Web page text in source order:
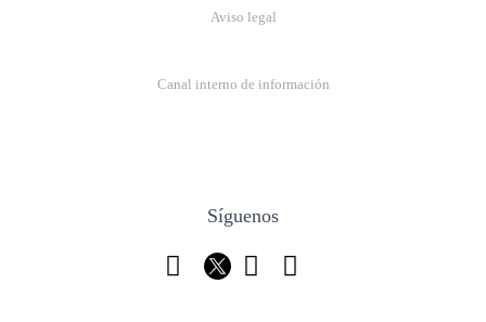
Aviso legal
Canal interno de información
Síguenos